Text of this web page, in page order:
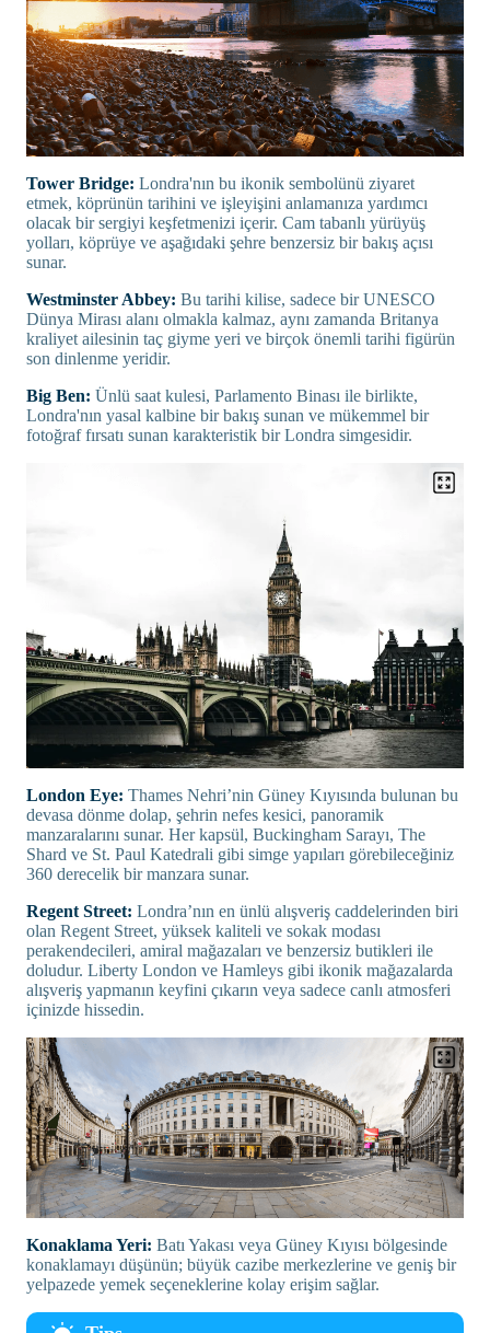
Tower Bridge: Londra'nın bu ikonik sembolünü ziyaret
etmek, köprünün tarihini ve işleyişini anlamanıza yardımcı
olacak bir sergiyi keşfetmenizi içerir. Cam tabanlı yürüyüş
yolları, köprüye ve aşağıdaki şehre benzersiz bir bakış açısı
sunar.
Westminster Abbey: Bu tarihi kilise, sadece bir UNESCO
Dünya Mirası alanı olmakla kalmaz, aynı zamanda Britanya
kraliyet ailesinin taç giyme yeri ve birçok önemli tarihi figürün
son dinlenme yeridir.
Big Ben: Ünlü saat kulesi, Parlamento Binası ile birlikte,
Londra'nın yasal kalbine bir bakış sunan ve mükemmel bir
fotoğraf fırsatı sunan karakteristik bir Londra simgesidir.
London Eye: Thames Nehri’nin Güney Kıyısında bulunan bu
devasa dönme dolap, şehrin nefes kesici, panoramik
manzaralarını sunar. Her kapsül, Buckingham Sarayı, The
Shard ve St. Paul Katedrali gibi simge yapıları görebileceğiniz
360 derecelik bir manzara sunar.
Regent Street: Londra’nın en ünlü alışveriş caddelerinden biri
olan Regent Street, yüksek kaliteli ve sokak modası
perakendecileri, amiral mağazaları ve benzersiz butikleri ile
doludur. Liberty London ve Hamleys gibi ikonik mağazalarda
alışveriş yapmanın keyfini çıkarın veya sadece canlı atmosferi
içinizde hissedin.
Konaklama Yeri: Batı Yakası veya Güney Kıyısı bölgesinde
konaklamayı düşünün; büyük cazibe merkezlerine ve geniş bir
yelpazede yemek seçeneklerine kolay erişim sağlar.